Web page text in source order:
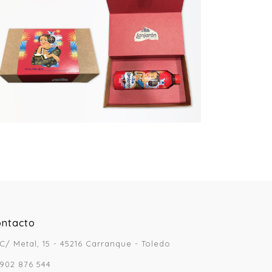
C/ Metal, 15 - 45216 Carranque - Toledo
902 876 544